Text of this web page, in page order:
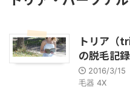
トリア（
の脱毛記
2016/3/15
毛器 4X